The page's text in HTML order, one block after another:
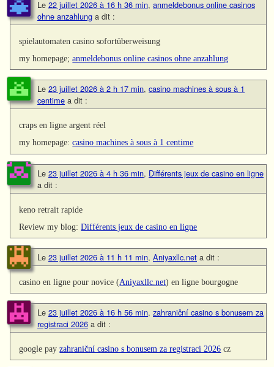
Le 22 juillet 2026 à 16 h 36 min, anmeldebonus online casinos
ohne anzahlung a dit :
spielautomaten casino sofortüberweisung
my homepage;anmeldebonus online casinos ohne anzahlung
Le 23 juillet 2026 à 2 h 17 min, casino machines à sous à 1
centime a dit :
craps en ligne argent réel
my homepage:casino machines à sous à 1 centime
Le 23 juillet 2026 à 4 h 36 min, Différents jeux de casino en ligne
a dit :
keno retrait rapide
Review my blog:Différents jeux de casino en ligne
Le 23 juillet 2026 à 11 h 11 min, Aniyaxllc.net a dit :
casino en ligne pour novice (Aniyaxllc.net) en ligne bourgogne
Le 23 juillet 2026 à 16 h 56 min, zahraniční casino s bonusem za
registraci 2026 a dit :
google payzahraniční casino s bonusem za registraci 2026 cz